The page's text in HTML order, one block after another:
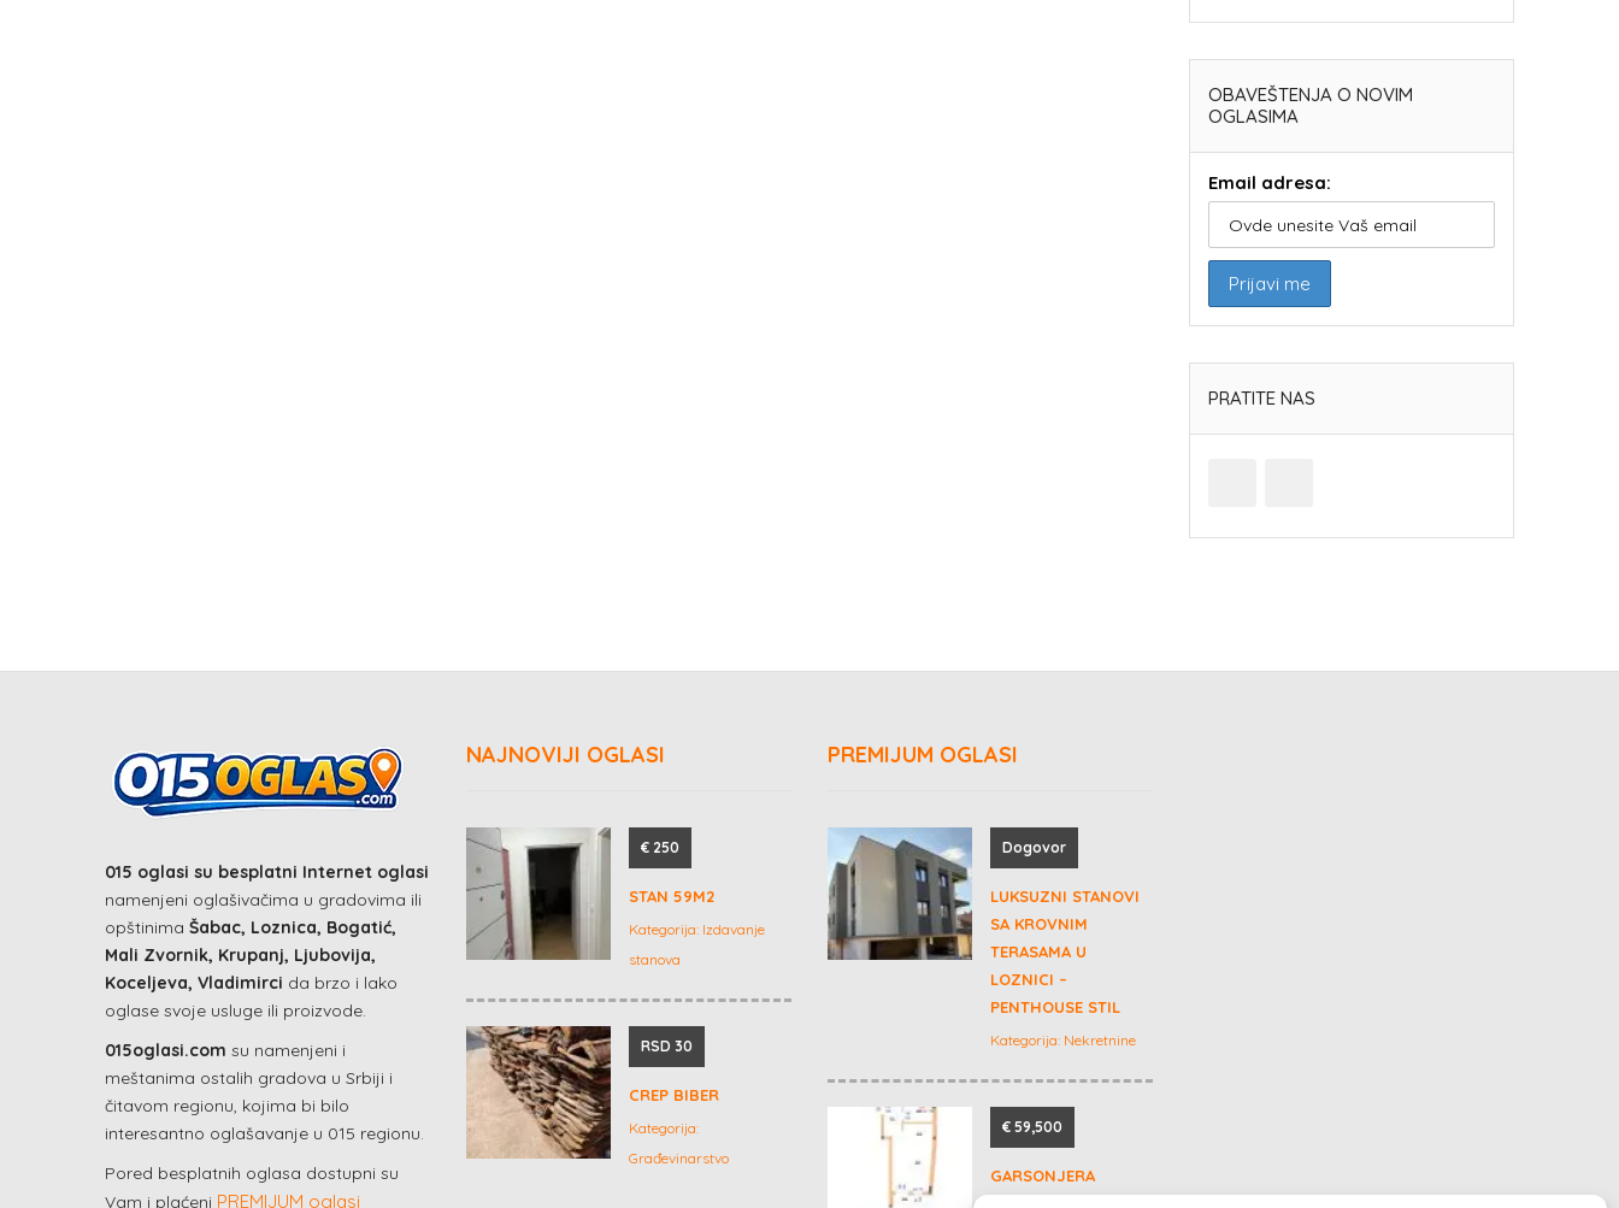
OBAVEŠTENJA O NOVIM
OGLASIMA
Email adresa:
PRATITE NAS
015 oglasi su besplatni Internet oglasi
namenjeni oglašivačima u gradovima ili
opštinima Šabac, Loznica, Bogatić,
Mali Zvornik, Krupanj, Ljubovija,
Koceljeva, Vladimirci da brzo i lako
oglase svoje usluge ili proizvode.
015oglasi.com su namenjeni i
meštanima ostalih gradova u Srbiji i
čitavom regionu, kojima bi bilo
interesantno oglašavanje u 015 regionu.
Pored besplatnih oglasa dostupni su
Vam i plaćeni PREMIJUM oglasi
NAJNOVIJI OGLASI
€ 250
STAN 59M2
Kategorija: Izdavanje
stanova
RSD 30
CREP BIBER
Kategorija:
Građevinarstvo
PREMIJUM OGLASI
Dogovor
LUKSUZNI STANOVI
SA KROVNIM
TERASAMA U
LOZNICI –
PENTHOUSE STIL
Kategorija: Nekretnine
€ 59,500
GARSONJERA